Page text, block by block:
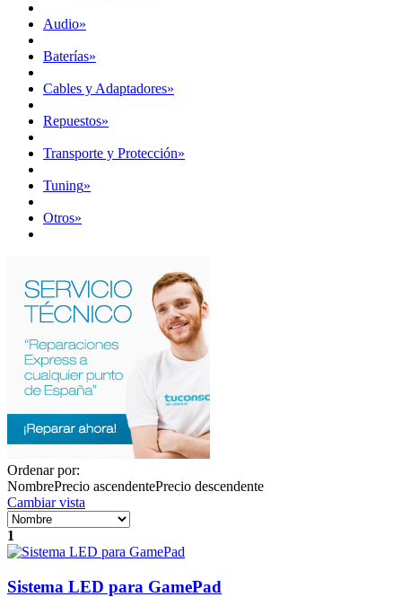
Audio»
Baterías»
Cables y Adaptadores»
Repuestos»
Transporte y Protección»
Tuning»
Otros»
Ordenar por:
NombrePrecio ascendentePrecio descendente
Cambiar vista
1
Sistema LED para GamePad